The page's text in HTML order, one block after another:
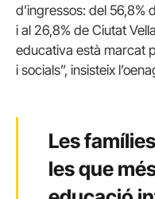
d’ingressos: del 56,8%
i al 26,8% de Ciutat
educativa està marcat
i socials”, insisteix
Les
les que